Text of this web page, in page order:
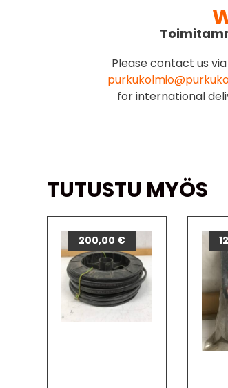
Please contact us
for international
TUTUSTU MYÖS
200,00 €